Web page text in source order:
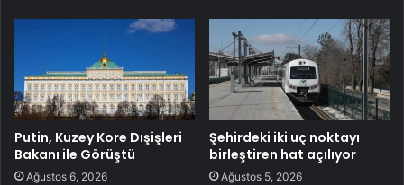
Putin, Kuzey Kore Dışişleri
Bakanı ile Görüştü
Ağustos 6, 2026
Şehirdeki iki uç noktayı
birleştiren hat açılıyor
Ağustos 5, 2026